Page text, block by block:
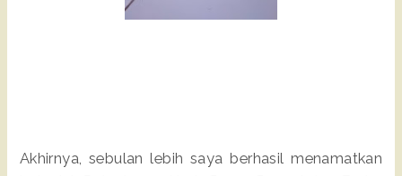
Akhirnya, sebulan lebih saya berhasil menamatkan